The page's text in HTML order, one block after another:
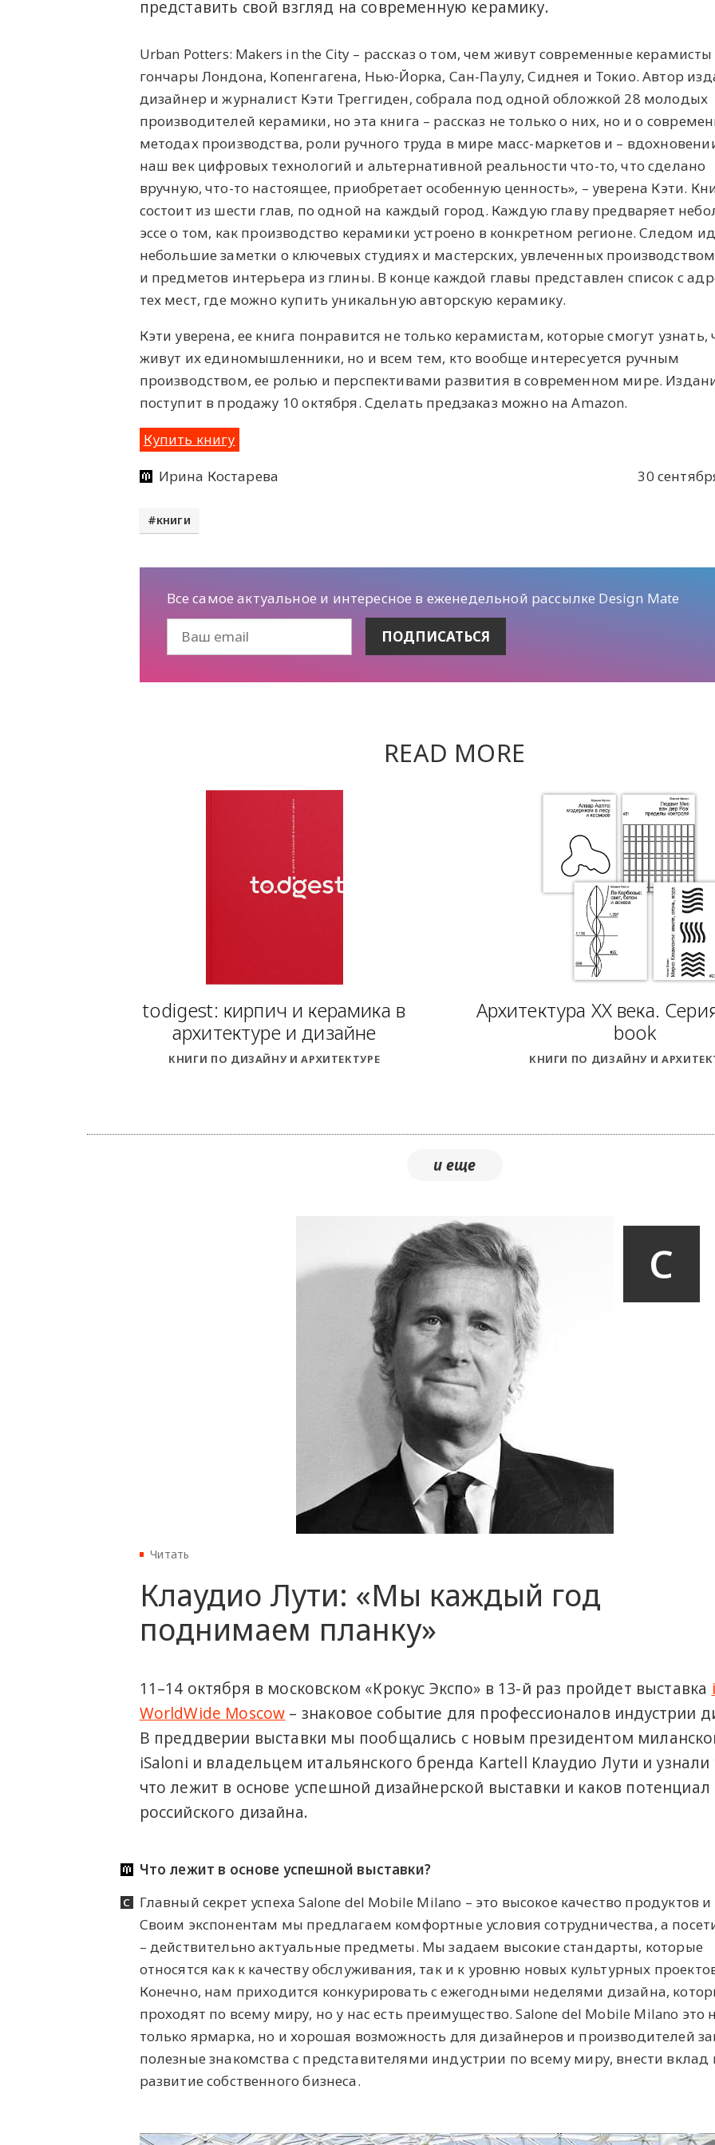
представить свой взгляд на современную керамику.
Urban Potters: Makers in the City – рассказ о том, чем живут современные керамисты
гончары Лондона, Копенгагена, Нью-Йорка, Сан-Паулу, Сиднея и Токио. Автор
дизайнер и журналист Кэти Треггиден, собрала под одной обложкой 28 молодых
производителей керамики, но эта книга – рассказ не только о них, но и о
методах производства, роли ручного труда в мире масс-маркетов и –
наш век цифровых технологий и альтернативной реальности что-то, что сделано
вручную, что-то настоящее, приобретает особенную ценность», – уверена Кэти.
состоит из шести глав, по одной на каждый город. Каждую главу предваряет
эссе о том, как производство керамики устроено в конкретном регионе. Следом
небольшие заметки о ключевых студиях и мастерских, увлеченных
и предметов интерьера из глины. В конце каждой главы представлен список с
тех мест, где можно купить уникальную авторскую керамику.
Кэти уверена, ее книга понравится не только керамистам, которые смогут узнать,
живут их единомышленники, но и всем тем, кто вообще интересуется ручным
производством, ее ролью и перспективами развития в современном мире.
поступит в продажу 10 октября. Сделать предзаказ можно на Amazon.
Купить книгу
Ирина Костарева
30
книги
Все самое актуальное и интересное в еженедельной рассылке Design Mate
READ MORE
todigest: кирпич и керамика в
архитектуре и дизайне
КНИГИ ПО ДИЗАЙНУ И АРХИТЕКТУРЕ
Архитектура XX века.
book
КНИГИ ПО ДИЗАЙНУ И
Читать
Клаудио Лути: «Мы каждый год
поднимаем планку»
11–14 октября в московском «Крокус Экспо» в 13-й раз пройдет выставка
WorldWide Moscow – знаковое событие для профессионалов индустрии
В преддверии выставки мы пообщались с новым президентом
iSaloni и владельцем итальянского бренда Kartell Клаудио Лути и узнали
что лежит в основе успешной дизайнерской выставки и каков потенциал
российского дизайна.
Что лежит в основе успешной выставки?
Главный секрет успеха Salone del Mobile Milano – это высокое качество продуктов и
Своим экспонентам мы предлагаем комфортные условия сотрудничества, а
– действительно актуальные предметы. Мы задаем высокие стандарты, которые
относятся как к качеству обслуживания, так и к уровню новых культурных
Конечно, нам приходится конкурировать с ежегодными неделями дизайна,
проходят по всему миру, но у нас есть преимущество. Salone del Mobile Milano это
только ярмарка, но и хорошая возможность для дизайнеров и производителей
полезные знакомства с представителями индустрии по всему миру, внести вклад
развитие собственного бизнеса.